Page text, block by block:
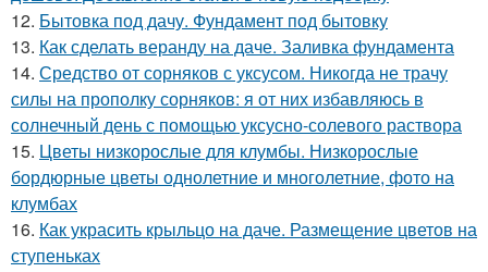
12. Бытовка под дачу. Фундамент под бытовку
13. Как сделать веранду на даче. Заливка фундамента
14. Средство от сорняков с уксусом. Никогда не трачу
силы на прополку сорняков: я от них избавляюсь в
солнечный день с помощью уксусно-солевого раствора
15. Цветы низкорослые для клумбы. Низкорослые
бордюрные цветы однолетние и многолетние, фото на
клумбах
16. Как украсить крыльцо на даче. Размещение цветов на
ступеньках